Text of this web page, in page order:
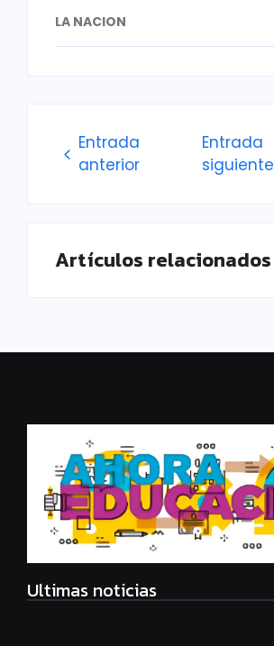
LA NACION
Entrada
anterior
Entrada
siguiente
Artículos relacionados
Ultimas noticias